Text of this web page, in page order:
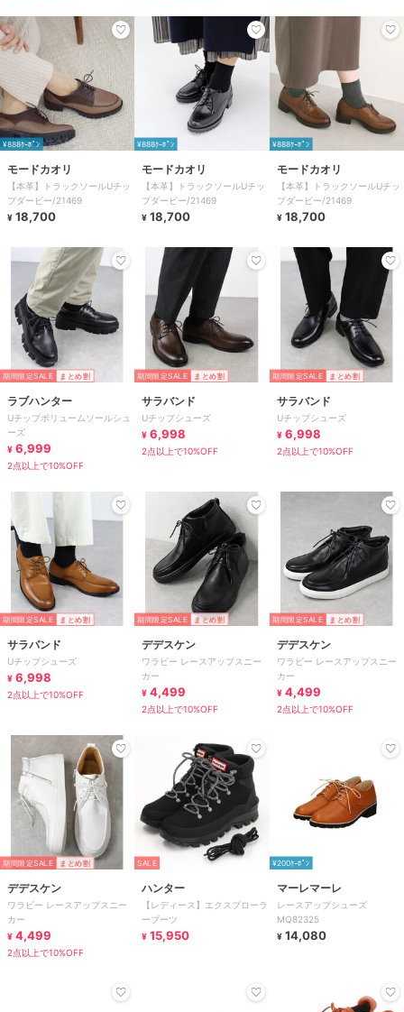
¥888ｸｰﾎﾟﾝ
モードカオリ
【本革】トラックソールUチッ
プダービー/21469
¥ 18,700
¥888ｸｰﾎﾟﾝ
モードカオリ
【本革】トラックソールUチッ
プダービー/21469
¥ 18,700
¥888ｸｰﾎﾟﾝ
モードカオリ
【本革】トラックソールUチッ
プダービー/21469
¥ 18,700
期間限定SALE まとめ割
ラブハンター
Uチップボリュームソールシュ
ーズ
¥ 6,999
2点以上で10%OFF
期間限定SALE まとめ割
サラバンド
Uチップシューズ
¥ 6,998
2点以上で10%OFF
期間限定SALE まとめ割
サラバンド
Uチップシューズ
¥ 6,998
2点以上で10%OFF
期間限定SALE まとめ割
サラバンド
Uチップシューズ
¥ 6,998
2点以上で10%OFF
期間限定SALE まとめ割
デデスケン
ワラビー レースアップスニー
カー
¥ 4,499
2点以上で10%OFF
期間限定SALE まとめ割
デデスケン
ワラビー レースアップスニー
カー
¥ 4,499
2点以上で10%OFF
期間限定SALE まとめ割
デデスケン
ワラビー レースアップスニー
カー
¥ 4,499
2点以上で10%OFF
SALE
ハンター
【レディース】エクスプローラ
ーブーツ
¥ 15,950
¥200ｸｰﾎﾟﾝ
マーレマーレ
レースアップシューズ
MQ82325
¥ 14,080